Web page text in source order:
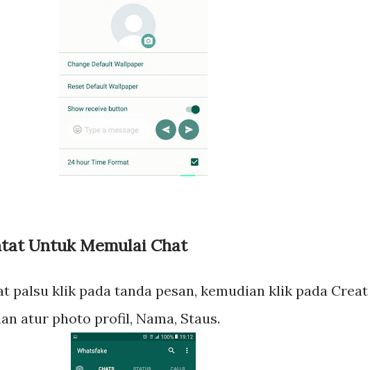
Untuk Memulai Chat
palsu klik pada tanda pesan, kemudian klik pada Creat
atur photo profil, Nama, Staus.